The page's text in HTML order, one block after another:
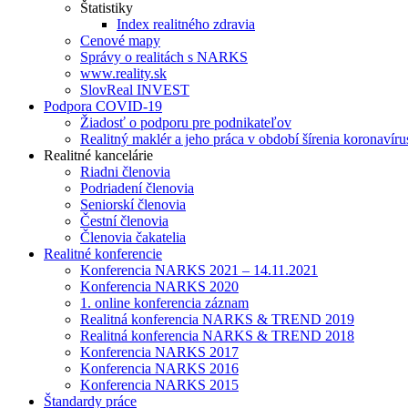
Štatistiky
Index realitného zdravia
Cenové mapy
Správy o realitách s NARKS
www.reality.sk
SlovReal INVEST
Podpora COVID-19
Žiadosť o podporu pre podnikateľov
Realitný maklér a jeho práca v období šírenia
Realitné kancelárie
Riadni členovia
Podriadení členovia
Seniorskí členovia
Čestní členovia
Členovia čakatelia
Realitné konferencie
Konferencia NARKS 2021 – 14.11.2021
Konferencia NARKS 2020
1. online konferencia záznam
Realitná konferencia NARKS & TREND 2019
Realitná konferencia NARKS & TREND 2018
Konferencia NARKS 2017
Konferencia NARKS 2016
Konferencia NARKS 2015
Štandardy práce